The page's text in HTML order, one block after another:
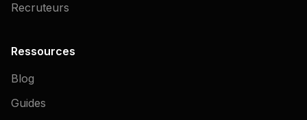
Recruteurs
Ressources
Blog
Guides